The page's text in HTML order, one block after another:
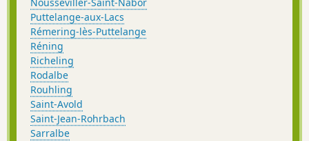
Puttelange-aux-Lacs
Rémering-lès-Puttelange
Réning
Richeling
Rodalbe
Rouhling
Saint-Avold
Saint-Jean-Rohrbach
Sarralbe